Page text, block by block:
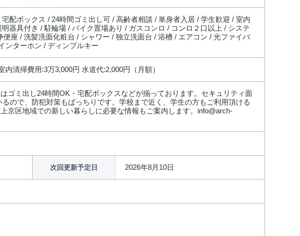
配ボックス / 24時間ゴミ出し可 / 高齢者相談 / 単身者入居 / 学生歓迎 / 室内
器具付き / 駐輪場 / バイク置場あり / ガスコンロ / コンロ２口以上 / システ
座 / 洗髪洗面化粧台 / シャワー / 独立洗面台 / 浴槽 / エアコン / 光ファイバ
ンターホン / ディンプルキー
清掃費用:3万3,000円 水道代:2,000円（月額）
ゴミ出し24時間OK・宅配ボックスなどが揃っております。セキュリティ面
ので、防犯対策もばっちりです。学校まで近く、学生の方もご利用頂ける
京区地域での新しい暮らしに必要な情報もご案内します。info@arch-
次回更新予定日 2026年8月10日